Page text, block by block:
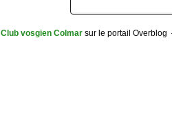
Club vosgien Colmar sur le portail Overblog